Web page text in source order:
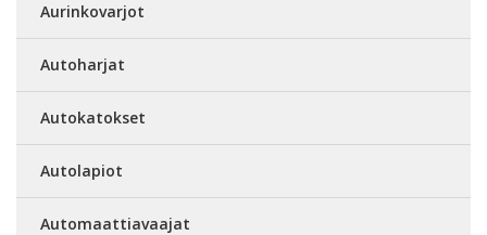
Aurinkovarjot
Autoharjat
Autokatokset
Autolapiot
Automaattiavaajat